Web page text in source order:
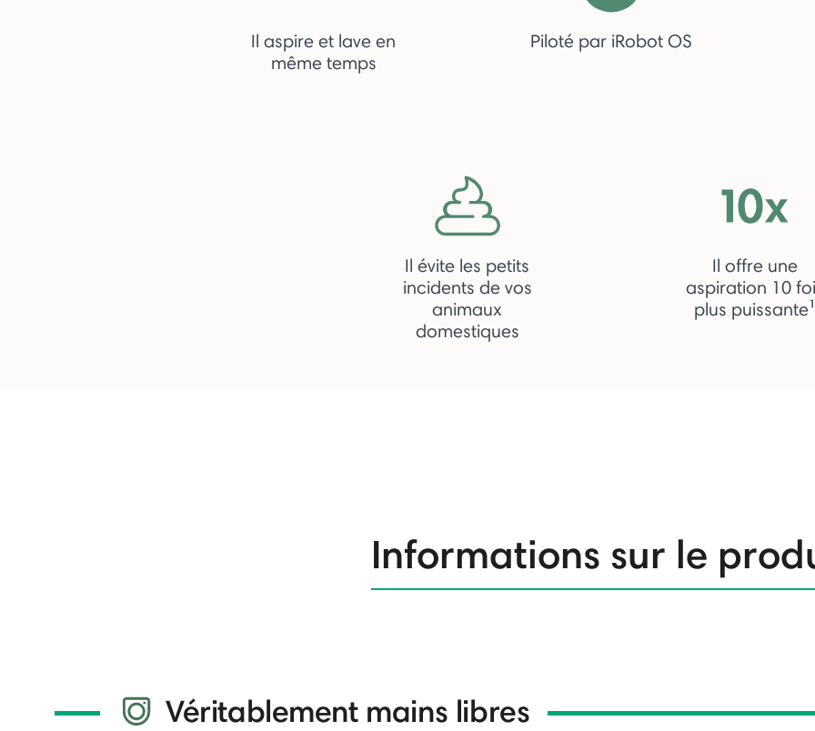
Il aspire et lave en
même temps
Piloté par iRobot OS
Il évite les petits
incidents de vos
animaux
domestiques
Il offre une
aspiration 10
plus
Informations sur le
Véritablement mains libres